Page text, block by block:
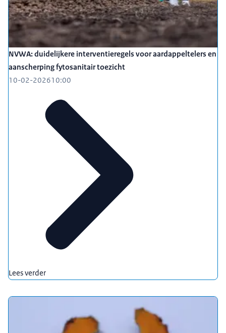
NVWA: duidelijkere interventieregels voor aardappeltelers en
aanscherping fytosanitair toezicht
10-02-202610:00
Lees verder